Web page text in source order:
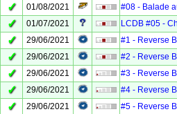
✓ 01/08/2021
#08 - Balade
✓ 01/07/2021
LCDB #05 -
✓ 29/06/2021
#1 - Reverse
✓ 29/06/2021
#2 - Reverse
✓ 29/06/2021
#3 - Reverse
✓ 29/06/2021
#4 - Reverse
✓ 29/06/2021
#5 - Reverse